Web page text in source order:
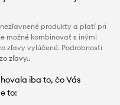
produkty a platí pri
možné kombinovať s inými
zľavy vylúčené. Podrobnosti
zľavy..
iba to, čo Vás
to: